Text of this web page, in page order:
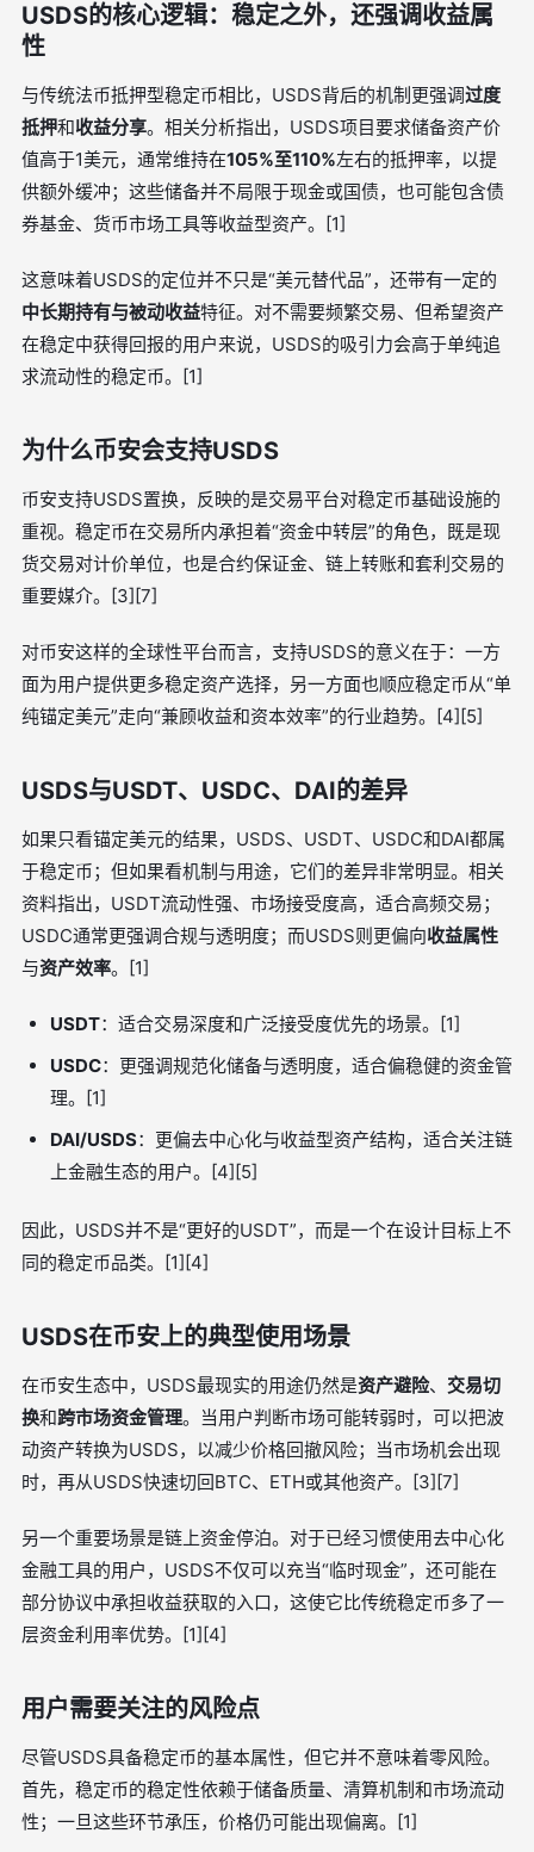
USDS的核心逻辑：稳定之外，还强调收益属
性
与传统法币抵押型稳定币相比，USDS背后的机制更强调过度
抵押和收益分享。相关分析指出，USDS项目要求储备资产价
值高于1美元，通常维持在105%至110%左右的抵押率，以提
供额外缓冲；这些储备并不局限于现金或国债，也可能包含债
券基金、货币市场工具等收益型资产。[1]
这意味着USDS的定位并不只是“美元替代品”，还带有一定的
中长期持有与被动收益特征。对不需要频繁交易、但希望资产
在稳定中获得回报的用户来说，USDS的吸引力会高于单纯追
求流动性的稳定币。[1]
为什么币安会支持USDS
币安支持USDS置换，反映的是交易平台对稳定币基础设施的
重视。稳定币在交易所内承担着“资金中转层”的角色，既是现
货交易对计价单位，也是合约保证金、链上转账和套利交易的
重要媒介。[3][7]
对币安这样的全球性平台而言，支持USDS的意义在于：一方
面为用户提供更多稳定资产选择，另一方面也顺应稳定币从“单
纯锚定美元”走向“兼顾收益和资本效率”的行业趋势。[4][5]
USDS与USDT、USDC、DAI的差异
如果只看锚定美元的结果，USDS、USDT、USDC和DAI都属
于稳定币；但如果看机制与用途，它们的差异非常明显。相关
资料指出，USDT流动性强、市场接受度高，适合高频交易；
USDC通常更强调合规与透明度；而USDS则更偏向收益属性
与资产效率。[1]
USDT：适合交易深度和广泛接受度优先的场景。[1]
USDC：更强调规范化储备与透明度，适合偏稳健的资金管
理。[1]
DAI/USDS：更偏去中心化与收益型资产结构，适合关注链
上金融生态的用户。[4][5]
因此，USDS并不是“更好的USDT”，而是一个在设计目标上不
同的稳定币品类。[1][4]
USDS在币安上的典型使用场景
在币安生态中，USDS最现实的用途仍然是资产避险、 交易切
换和跨市场资金管理。当用户判断市场可能转弱时，可以把波
动资产转换为USDS，以减少价格回撤风险；当市场机会出现
时，再从USDS快速切回BTC、ETH或其他资产。[3][7]
另一个重要场景是链上资金停泊。对于已经习惯使用去中心化
金融工具的用户，USDS不仅可以充当“临时现金”，还可能在
部分协议中承担收益获取的入口，这使它比传统稳定币多了一
层资金利用率优势。[1][4]
用户需要关注的风险点
尽管USDS具备稳定币的基本属性，但它并不意味着零风险。
首先，稳定币的稳定性依赖于储备质量、清算机制和市场流动
性；一旦这些环节承压，价格仍可能出现偏离。[1]